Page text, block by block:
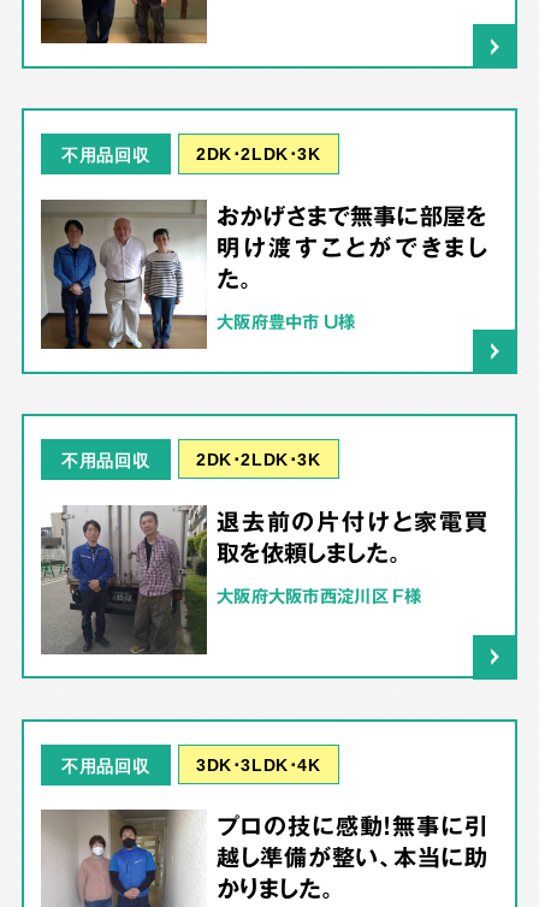
不用品回収 2DK･2LDK･3K
おかげさまで無事に部屋を
明け渡すことができまし
た。
大阪府豊中市 U様
不用品回収 2DK･2LDK･3K
退去前の片付けと家電買
取を依頼しました。
大阪府大阪市西淀川区 F様
不用品回収 3DK･3LDK･4K
プロの技に感動！無事に引
越し準備が整い、本当に助
かりました。